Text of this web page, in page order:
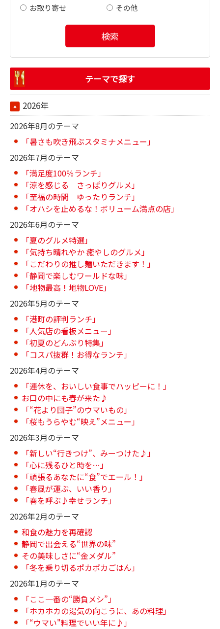
お取り寄せ
その他
検索
テーマで探す
2026年
2026年8月のテーマ
「暑さも吹き飛ぶスタミナメニュー」
2026年7月のテーマ
「満足度100％ランチ」
「涼を感じる さっぱりグルメ」
「至福の時間 ゆったりランチ」
「オハシを止めるな！ボリューム満点の店」
2026年6月のテーマ
「夏のグルメ特選」
「気持ち晴れやか 癒やしのグルメ」
「こだわりの推し麺いただきます！」
「静岡で楽しむワールドな味」
「地物最高！地物LOVE」
2026年5月のテーマ
「港町の評判ランチ」
「人気店の看板メニュー」
「初夏のどんぶり特集」
「コスパ抜群！お得なランチ」
2026年4月のテーマ
「連休を、おいしい食事でハッピーに！」
お口の中にも春が来た♪
「“花より団子”のウマいもの」
「桜もうらやむ“映え”メニュー」
2026年3月のテーマ
「新しい“行きつけ”、みーつけた♪」
「心に残るひと時を…」
「頑張るあなたに“食”でエール！」
「春風が運ぶ、いい香り」
「春を呼ぶ♪幸せランチ」
2026年2月のテーマ
和食の魅力を再確認
静岡で出会える“世界の味”
その美味しさに“金メダル”
「冬を乗り切るポカポカごはん」
2026年1月のテーマ
「ここ一番の“勝負メシ”」
「ホカホカの湯気の向こうに、あの料理」
「“ウマい"料理でいい年に♪」